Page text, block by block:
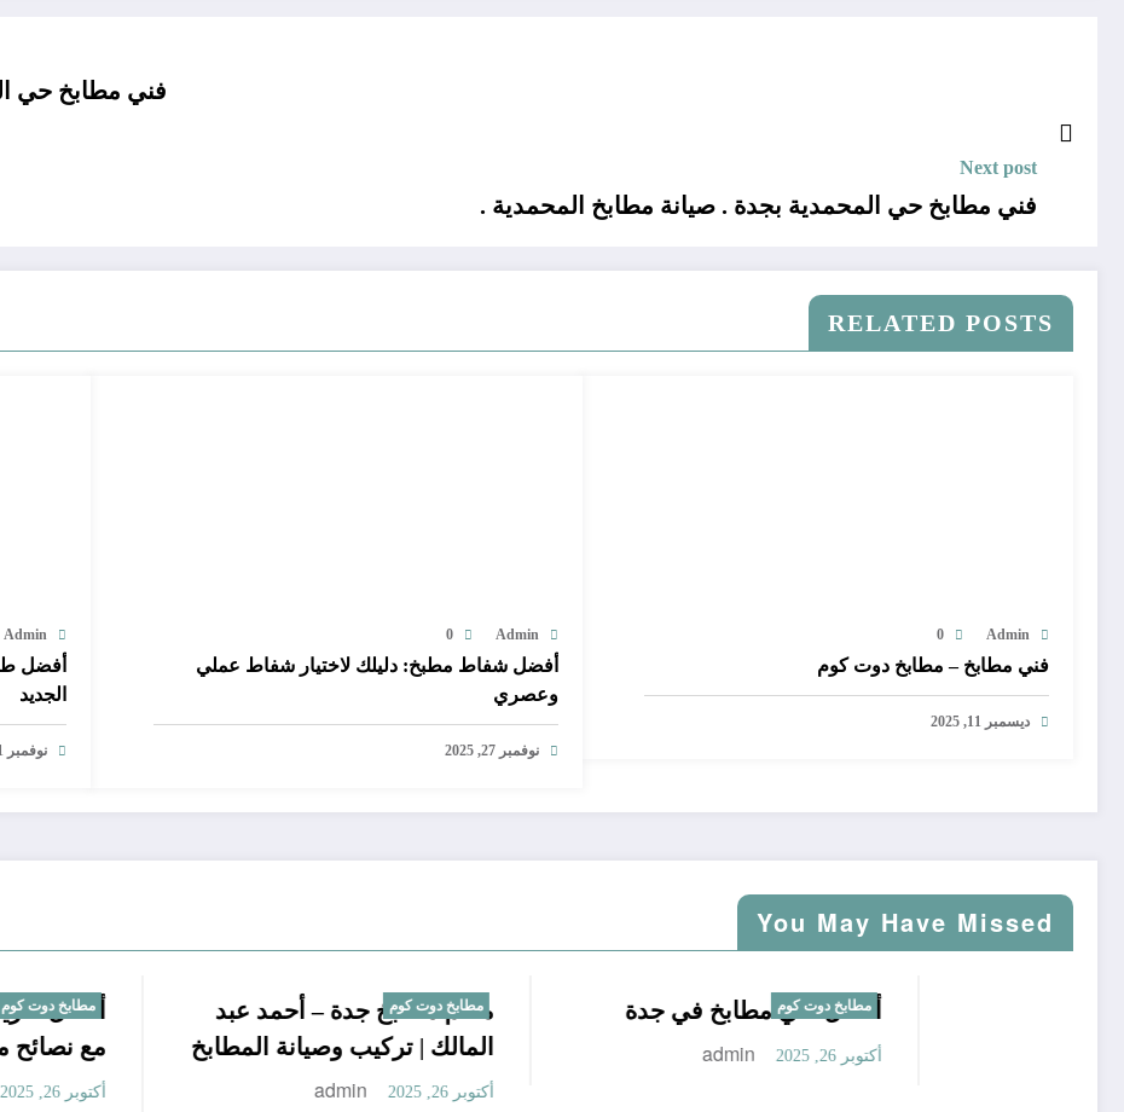
فني مطابخ حي البساتين 0541355297
Next post
فني مطابخ حي المحمدية بجدة . صيانة مطابخ المحمدية .
RELATED POSTS
Admin
0
فني مطابخ – مطابخ دوت كوم
ديسمبر 11, 2025
Admin
0
أفضل شفاط مطبخ: دليلك لاختيار شفاط عملي
وعصري
نوفمبر 27, 2025
Admin
أفضل
الجديد
نوفمبر 21, 2025
You May Have Missed
مطابخ دوت كوم
معلم مطابخ جدة – أحمد عبد
المالك | تركيب وصيانة المطابخ
مطابخ دوت كوم
أفضل فني مطابخ في جدة